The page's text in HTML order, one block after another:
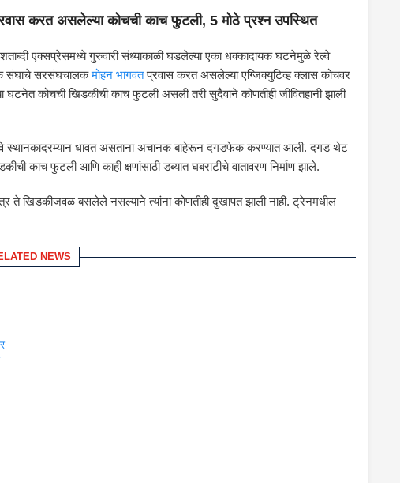
करत असलेल्या कोचची काच फुटली, 5 मोठे प्रश्न उपस्थित
एक्सप्रेसमध्ये गुरुवारी संध्याकाळी घडलेल्या एका धक्कादायक घटनेमुळे रेल्वे
संघाचे सरसंघचालकमोहन भागवतप्रवास करत असलेल्या एग्जिक्युटिव्ह क्लास कोचवर
कोचची खिडकीची काच फुटली असली तरी सुदैवाने कोणतीही जीवितहानी झाली
स्थानकादरम्यान धावत असताना अचानक बाहेरून दगडफेक करण्यात आली. दगड थेट
काच फुटली आणि काही क्षणांसाठी डब्यात घबराटीचे वातावरण निर्माण झाले.
ते खिडकीजवळ बसलेले नसल्याने त्यांना कोणतीही दुखापत झाली नाही. ट्रेनमधील
NEWS